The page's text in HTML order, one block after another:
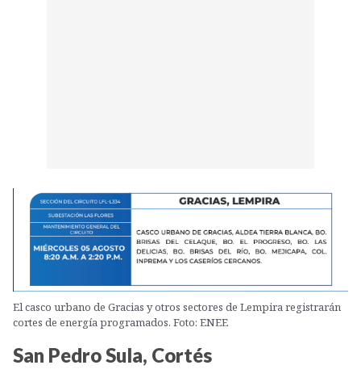
El casco urbano de Gracias y otros sectores de Lempira registrarán
cortes de energía programados. Foto: ENEE
San Pedro Sula, Cortés